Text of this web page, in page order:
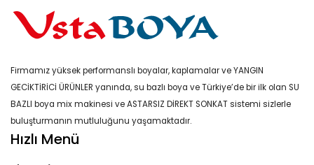
Firmamız yüksek performanslı boyalar, kaplamalar ve YANGIN
GECİKTİRİCİ ÜRÜNLER yanında, su bazlı boya ve Türkiye’de bir ilk olan SU
BAZLI boya mix makinesi ve ASTARSIZ DİREKT SONKAT sistemi sizlerle
buluşturmanın mutluluğunu yaşamaktadır.
Hızlı Menü